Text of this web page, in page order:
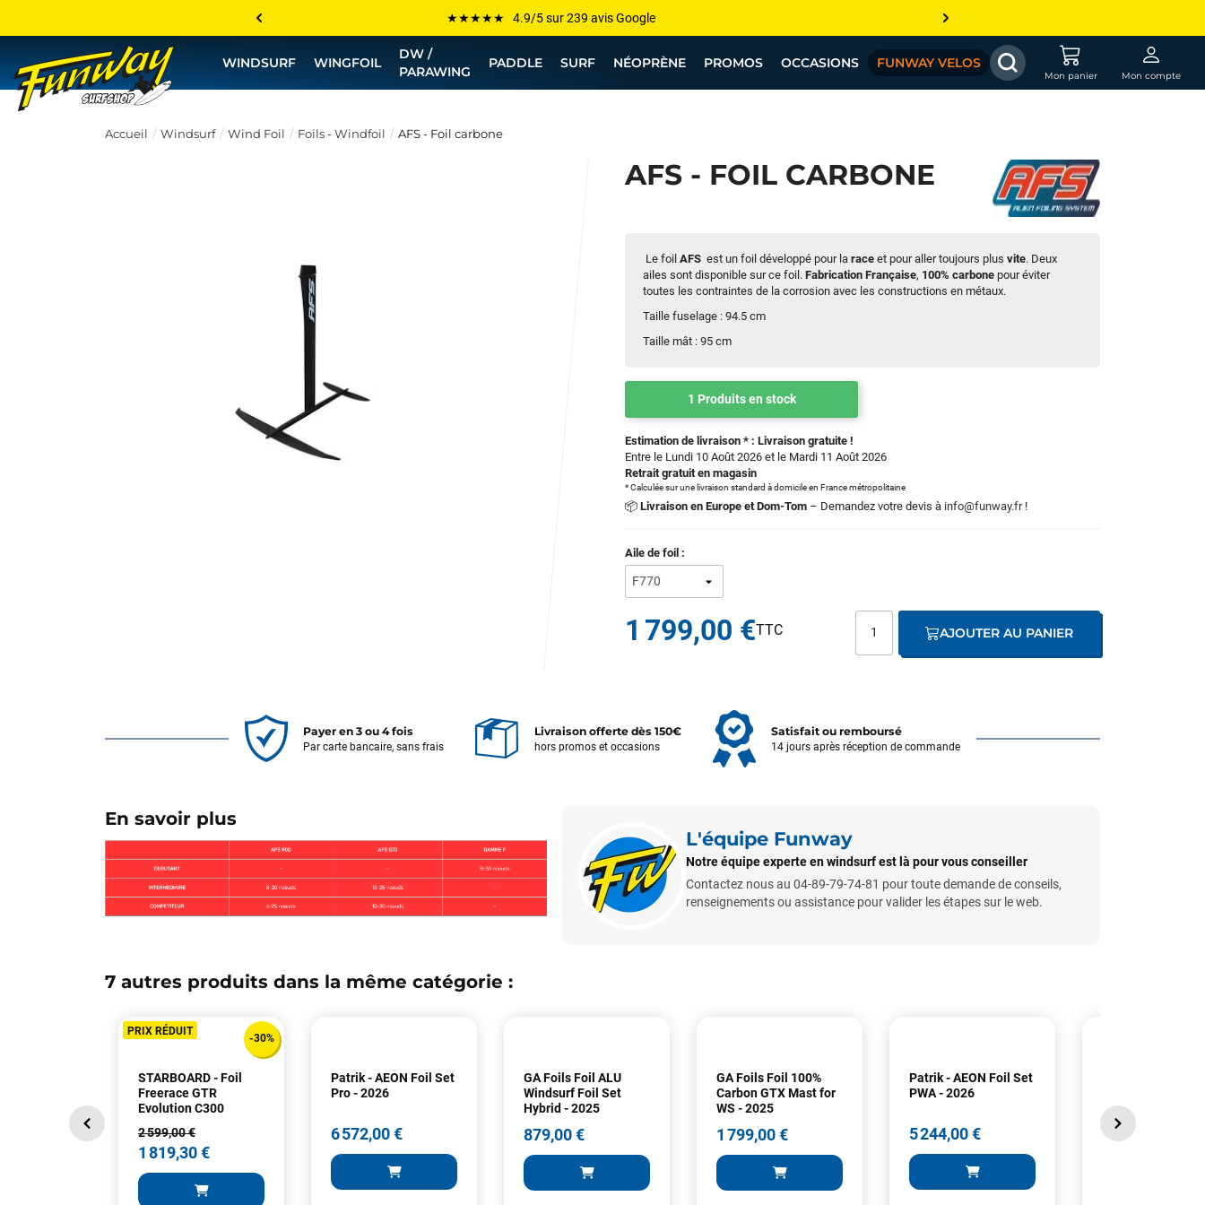
Les plus grandes marques sont chez Funway
Jusqu’à -75% de remise sur le windsurf, wingfoil, etc...
💰 Meilleur prix garanti — Moins cher ailleurs ? On s’aligne !
WINDSURF WINGFOIL
DW /
PARAWING
PADDLE SURF NÉOPRÈNE PROMOS OCCASIONS FUNWAY VELOS
Mon panier Mon compte
Accueil Windsurf Wind Foil Foils - Windfoil AFS - Foil carbone
AFS - FOIL CARBONE
Le foil AFS est un foil développé pour la race et pour aller toujours plus vite. Deux
ailes sont disponible sur ce foil. Fabrication Française, 100% carbone pour éviter
toutes les contraintes de la corrosion avec les constructions en métaux.
Taille fuselage : 94.5 cm
Taille mât : 95 cm
1 Produits en stock
Estimation de livraison * : Livraison gratuite !
Entre le Lundi 10 Août 2026 et le Mardi 11 Août 2026
Retrait gratuit en magasin
* Calculée sur une livraison standard à domicile en France métropolitaine
📦 Livraison en Europe et Dom-Tom – Demandez votre devis à info@funway.fr!
Aile de foil :
1 799,00 € AJOUTER AU PANIER
Payer en 3 ou 4 fois
Par carte bancaire, sans frais
Livraison offerte dès 150€
hors promos et occasions
Satisfait ou remboursé
14 jours après réception de commande
En savoir plus
L'équipe Funway
Notre équipe experte en windsurf est là pour vous conseiller
Contactez nous au 04-89-79-74-81 pour toute demande de conseils,
renseignements ou assistance pour valider les étapes sur le web.
7 autres produits dans la même catégorie :
PRIX RÉDUIT
-30%
STARBOARD - Foil
Freerace GTR
Evolution C300
2 599,00 €
1 819,30 €
Patrik - AEON Foil Set
Pro - 2026
6 572,00 €
GA Foils Foil ALU
Windsurf Foil Set
Hybrid - 2025
879,00 €
GA Foils Foil 100%
Carbon GTX Mast for
WS - 2025
1 799,00 €
Patrik - AEON Foil Set
PWA - 2026
5 244,00 €
2025
2 299,00 €
François
il y a un mois
J’ai commandé un pack via leur site internet. À peine la commande
validée, le magasin m’a appelé pour confirmer avec moi les
caractéristiques des équipements, me conseiller sur le matériel à choisir,
et m’a même offert du matériel en plus. Niveau réactivité, c’est au top :
la commande est partie le lendemain, et j’ai bien reçu tout le matériel